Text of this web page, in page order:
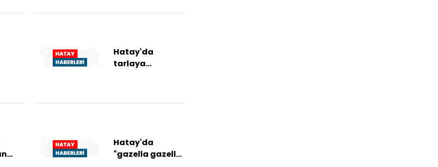
Hatay'da
tarlaya
Hatay'da
"gazella gazella"